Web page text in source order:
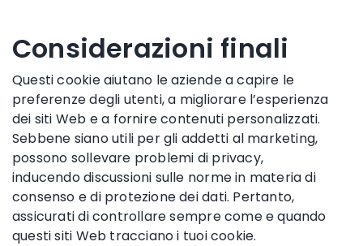
Considerazioni finali
Questi cookie aiutano le aziende a capire le
preferenze degli utenti, a migliorare l’esperienza
dei siti Web e a fornire contenuti personalizzati.
Sebbene siano utili per gli addetti al marketing,
possono sollevare problemi di privacy,
inducendo discussioni sulle norme in materia di
consenso e di protezione dei dati. Pertanto,
assicurati di controllare sempre come e quando
questi siti Web tracciano i tuoi cookie.